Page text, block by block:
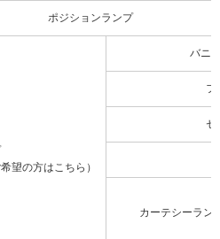
ポジションランプ
望の方はこちら）
バニ
フ
セ
カーテシーラン